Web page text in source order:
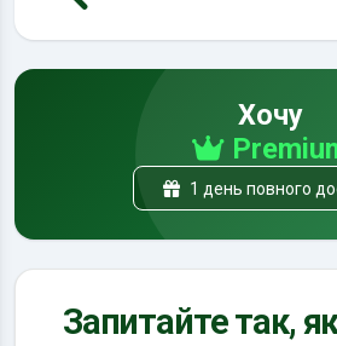
Хочу
1 день повного
Запитайте так,